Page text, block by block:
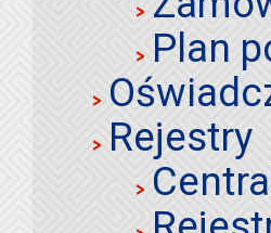
Plan
Rejestry